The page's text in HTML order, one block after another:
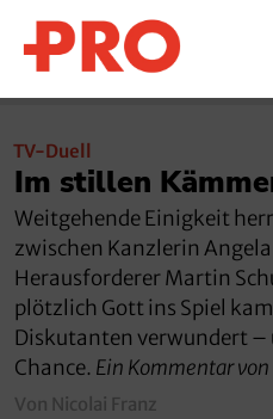
TV-Duell
Im stillen
Weitgehende Einigkeit
zwischen Kanzlerin
Herausforderer Martin
plötzlich Gott ins Spiel
Diskutanten verwundert –
Chance. Ein Kommentar
Von Nicolai Franz